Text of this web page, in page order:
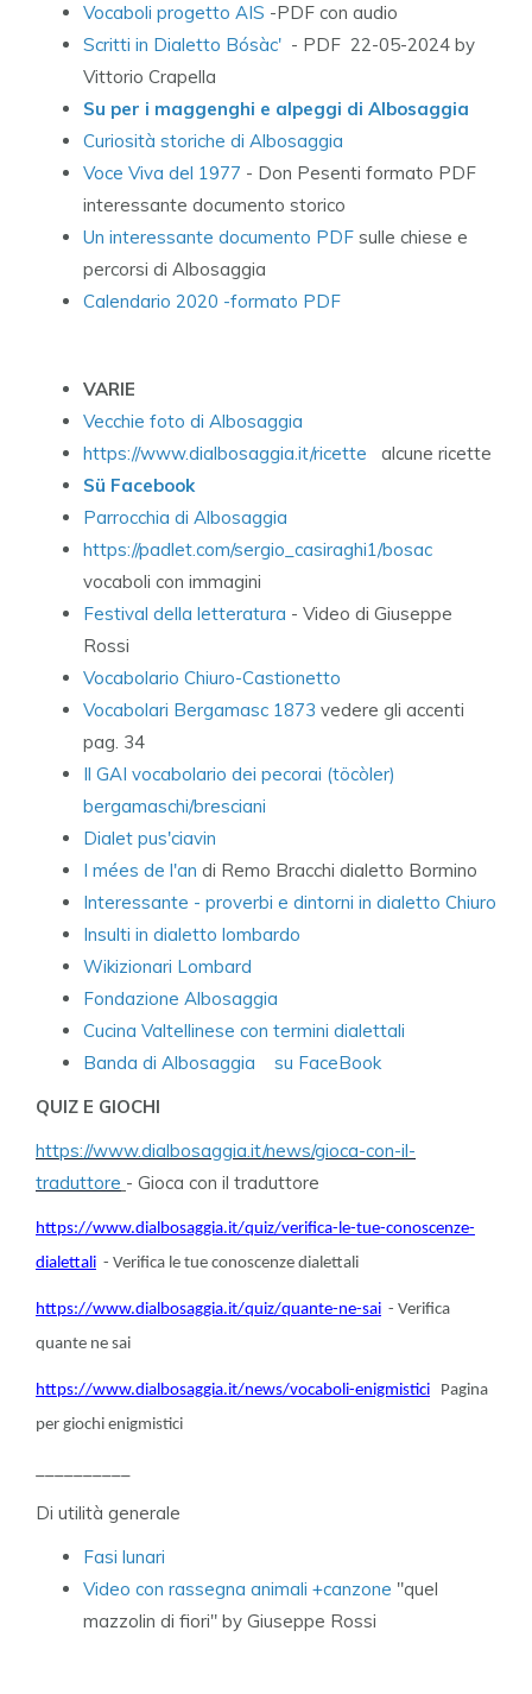
Vocaboli progetto AIS -PDF con audio
Scritti in Dialetto Bósàc' - PDF 22-05-2024 by
Vittorio Crapella
Su per i maggenghi e alpeggi di Albosaggia
Curiosità storiche di Albosaggia
Voce Viva del 1977 - Don Pesenti formato PDF
interessante documento storico
Un interessante documento PDF sulle chiese e
percorsi di Albosaggia
Calendario 2020 -formato PDF
VARIE
Vecchie foto di Albosaggia
https://www.dialbosaggia.it/ricette
alcune ricette
Sü Facebook
Parrocchia di Albosaggia
https://padlet.com/sergio_casiraghi1/bosac
vocaboli con immagini
Festival della letteratura - Video di Giuseppe
Rossi
Vocabolario Chiuro-Castionetto
Vocabolari Bergamasc 1873 vedere gli accenti
pag. 34
Il GAI vocabolario dei pecorai (töcòler)
bergamaschi/bresciani
Dialet pus'ciavin
I mées de l'an di Remo Bracchi dialetto Bormino
Interessante - proverbi e dintorni in dialetto Chiuro
Insulti in dialetto lombardo
Wikizionari Lombard
Fondazione Albosaggia
Cucina Valtellinese con termini dialettali
Banda di Albosaggia
su FaceBook
QUIZ E GIOCHI
https://www.dialbosaggia.it/news/gioca-con-il-
traduttore - Gioca con il traduttore
https://www.dialbosaggia.it/quiz/verifica-le-tue-conoscenze-
dialettali - Verifica le tue conoscenze dialettali
https://www.dialbosaggia.it/quiz/quante-ne-sai - Verifica
quante ne sai
https://www.dialbosaggia.it/news/vocaboli-enigmistici Pagina
per giochi enigmistici
Di utilità generale
Fasi lunari
Video con rassegna animali +canzone "quel
mazzolin di fiori" by Giuseppe Rossi